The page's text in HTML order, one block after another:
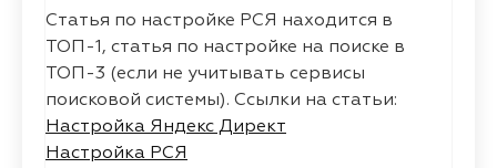
Статья по настройке РСЯ находится в
ТОП-1, статья по настройке на поиске в
ТОП-3 (если не учитывать сервисы
поисковой системы). Ссылки на статьи:
Настройка Яндекс Директ
Настройка РСЯ